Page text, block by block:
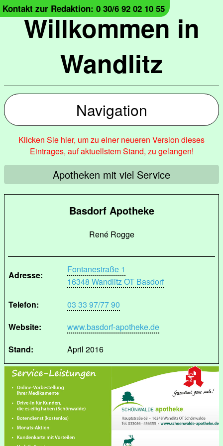
Willkommen in
Wandlitz
Kontakt zur Redaktion: 0 30/6 92 02 10 55
Navigation
Klicken Sie hier, um zu einer neueren Version dieses
Eintrages, auf aktuellstem Stand, zu gelangen!
Apotheken mit viel Service
Basdorf Apotheke
René Rogge
Adresse:
Fontanestraße 1
16348 Wandlitz OT Basdorf
Telefon:
03 33 97/77 90
Website:
www.basdorf-apotheke.de
Stand:
April 2016